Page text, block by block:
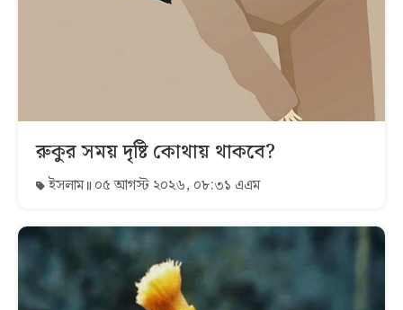
রুকুর সময় দৃষ্টি কোথায় থাকবে?
ইসলাম ০৫ আগস্ট ২০২৬, ০৮:৩১ এএম